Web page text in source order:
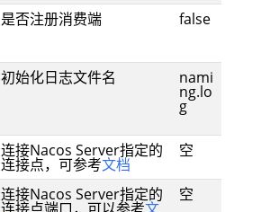
是否注册消费端 false
初始化日志文件名 nami
ng.lo
g
连接Nacos Server指定的
连接点，可参考文档
空
连接Nacos Server指定的 空